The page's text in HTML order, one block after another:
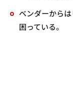
ベンダーから
困っている。